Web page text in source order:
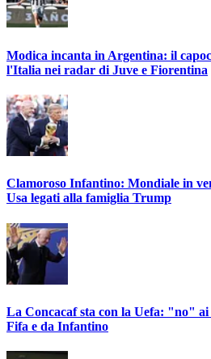
Modica incanta in Argentina: il
l'Italia nei radar di Juve e Fiorentina
Clamoroso Infantino: Mondiale in
Usa legati alla famiglia Trump
La Concacaf sta con la Uefa: "no"
Fifa e da Infantino